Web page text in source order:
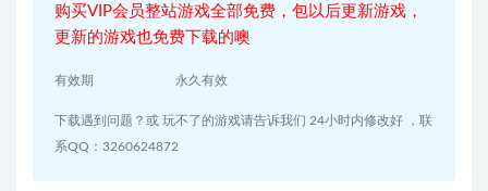
购买VIP会员整站游戏全部免费，包以后更新游戏，
更新的游戏也免费下载的噢
有效期 永久有效
下载遇到问题？或 玩不了的游戏请告诉我们 24小时内修改好 ，联
系QQ：3260624872